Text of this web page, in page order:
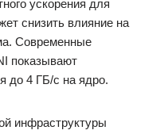
ускорения для
снизить влияние на
Современные
показывают
до 4 ГБ/с на ядро.
инфраструктуры